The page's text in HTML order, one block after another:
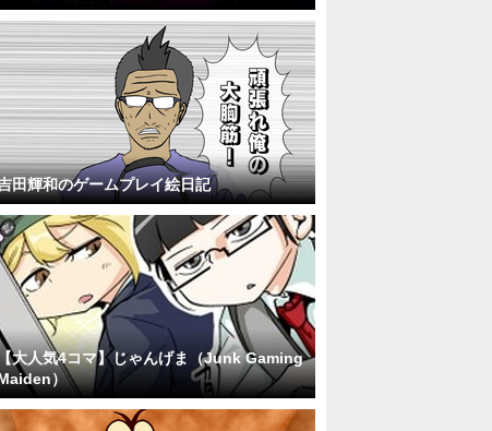
田輝和のゲームプレイ絵日記
【大人気4コマ】じゃんげま（Junk Gaming
）